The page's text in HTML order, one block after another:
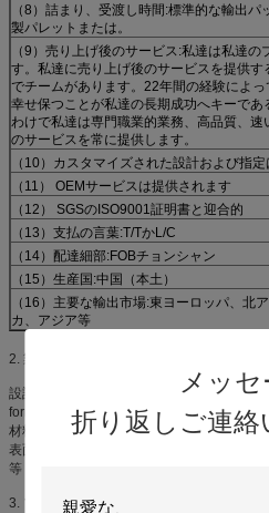
メッセ
折り返しご連絡
（8）詰まり、受渡し時間:標準的な輸出
製パレットまたは。
（9）売り上げ後のサービス:私達は私達
す。私達に売り上げ後のサービスを提供
でチームがあります。22年間の経験によ
幸せ保つことが私達の長期成功へキーであ
わけで私達は専門職業的業務、高品質、
のサービスを常に提供します。
（10）カスタマイズされた設計および指
（11） OEMサービスは提供されます
（12） SGSのISO9001証明書と迎合的
（13）支払の言葉:T/TかL/C
（14）配達細部:FOBチョンシャン
（15）生産国:中国（本土）
（16）主要な輸出市場:東ヨーロッパ、北
カ、アジア等
2. 製造プロセス
設計はsamplespurchaseの物質的な削除の
formingsurfaceの処置の点検を組み立てま
材料:鋼鉄、鉄、ステンレス鋼、アルミニウ
表面処理:、スプレー式塗料めっきされる、
等
3. プロダクトの利点